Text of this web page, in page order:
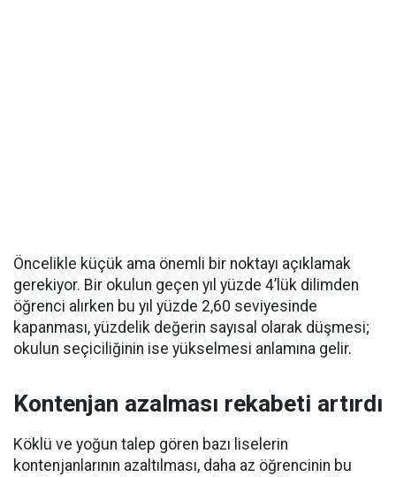
Öncelikle küçük ama önemli bir noktayı açıklamak
gerekiyor. Bir okulun geçen yıl yüzde 4’lük dilimden
öğrenci alırken bu yıl yüzde 2,60 seviyesinde
kapanması, yüzdelik değerin sayısal olarak düşmesi;
okulun seçiciliğinin ise yükselmesi anlamına gelir.
Kontenjan azalması rekabeti artırdı
Köklü ve yoğun talep gören bazı liselerin
kontenjanlarının azaltılması, daha az öğrencinin bu